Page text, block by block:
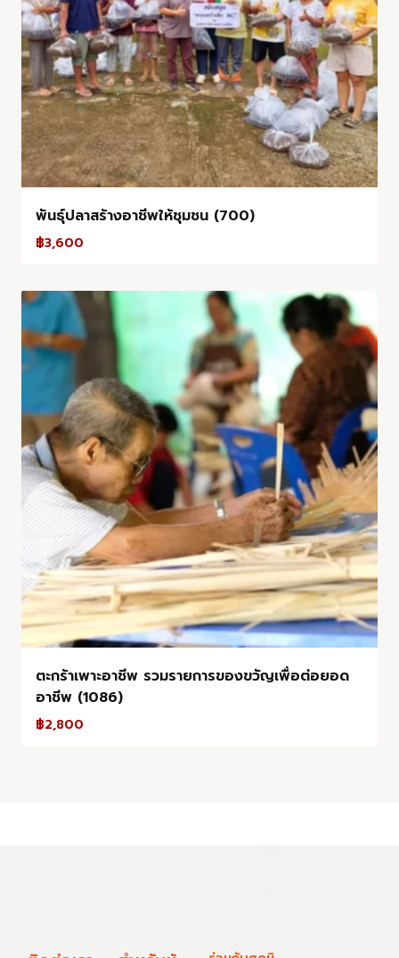
พันธุ์ปลาสร้างอาชีพให้ชุมชน (700)
฿3,600
ตะกร้าเพาะอาชีพ รวมรายการของขวัญเพื่อต่อยอด
อาชีพ (1086)
฿2,800